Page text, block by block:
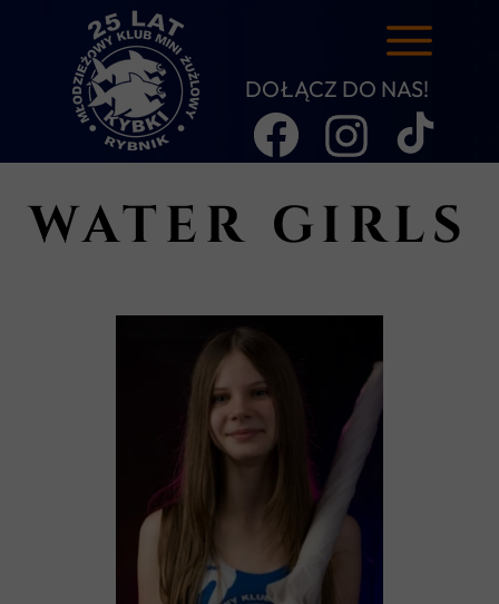
DOŁĄCZ DO NAS!
WATER GIRLS